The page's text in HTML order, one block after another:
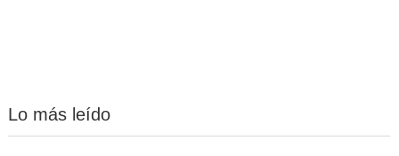
Lo más leído